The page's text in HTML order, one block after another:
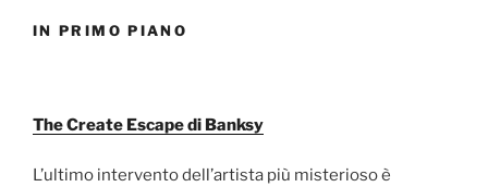
IN PRIMO PIANO
The Create Escape di Banksy
L’ultimo intervento dell’artista più misterioso è